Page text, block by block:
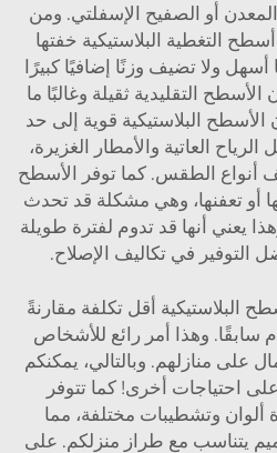
أو الصفيح الإسفلتي. ومن
أسطح التغطية البلاستيكية خفتها
أسهل ولا تضيف وزنًا إضافيًا كبيرًا
التقليدية ثقيلة وغالبًا ما
البلاستيكية قوية إلى حد
العاتية والأمطار الغزيرة،
أنواع الطقس. كما توفر الأسطح
أو تعفنها، وهي مشكلة قد تحدث
يعني أنها قد تدوم لفترة طويلة
في تكاليف الإصلاح.
البلاستيكية أقل تكلفة مقارنةً
سابقًا. وهذا أمر رائع للأشخاص
على منازلهم. وبالتالي، يمكنكم
على احتياجات أخرى! كما تتوفر
ألوان وتشطيبات مختلفة، مما
يتناسب مع طراز منزلكم. على